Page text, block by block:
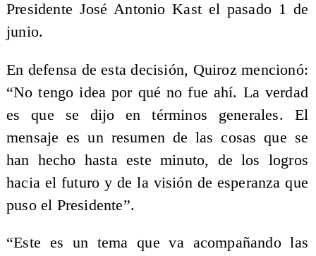
Presidente José Antonio Kast el pasado 1 de
junio.
En defensa de esta decisión, Quiroz mencionó:
“No tengo idea por qué no fue ahí. La verdad
es que se dijo en términos generales. El
mensaje es un resumen de las cosas que se
han hecho hasta este minuto, de los logros
hacia el futuro y de la visión de esperanza que
puso el Presidente”.
“Este es un tema que va acompañando las